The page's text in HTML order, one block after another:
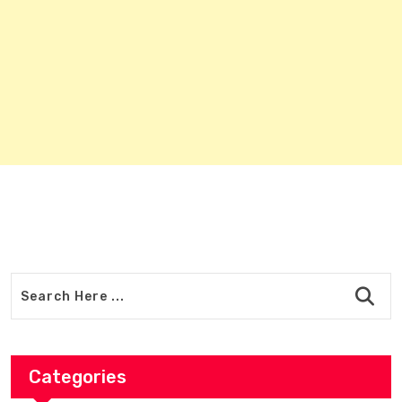
Categories